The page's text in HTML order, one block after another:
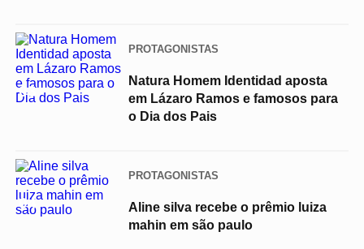
03
PROTAGONISTAS
Natura Homem Identidad aposta
em Lázaro Ramos e famosos para
o Dia dos Pais
04
PROTAGONISTAS
Aline silva recebe o prêmio luiza
mahin em são paulo